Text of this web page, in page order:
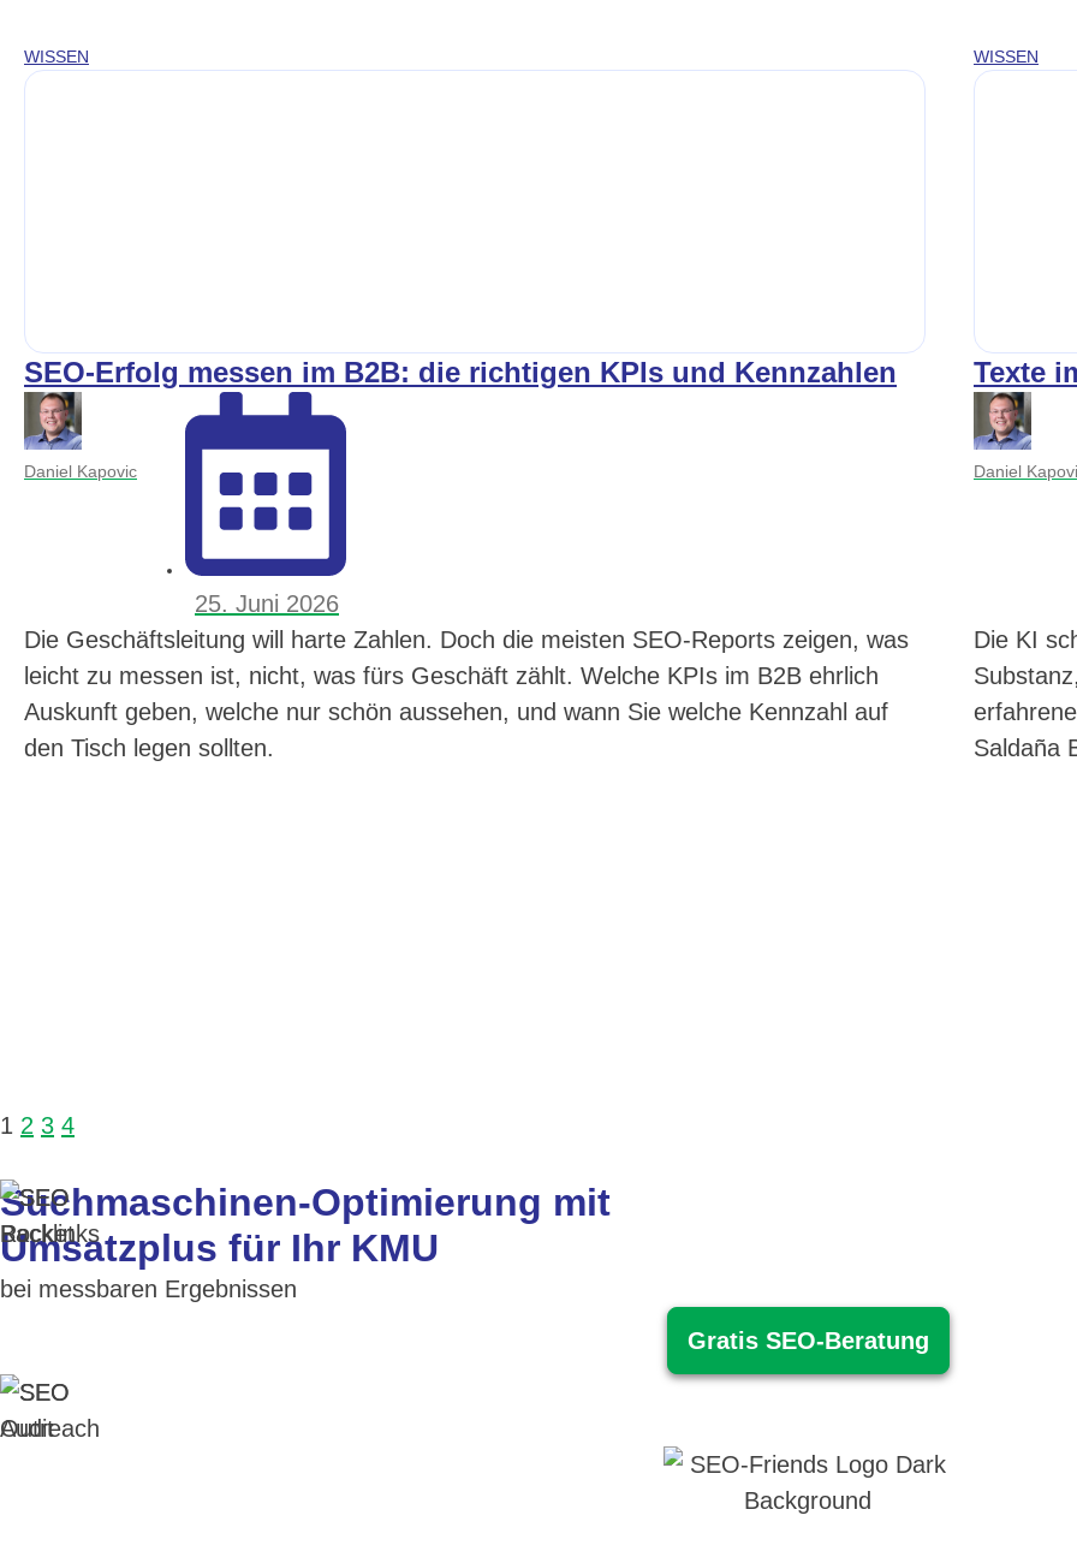
WISSEN
SEO-Erfolg messen im B2B: die richtigen KPIs und Kennzahlen
Daniel Kapovic
25. Juni 2026
Die Geschäftsleitung will harte Zahlen. Doch die meisten SEO-Reports zeigen, was
leicht zu messen ist, nicht, was fürs Geschäft zählt. Welche KPIs im B2B ehrlich
Auskunft geben, welche nur schön aussehen, und wann Sie welche Kennzahl auf
den Tisch legen sollten.
WISSEN
Texte
Daniel
Die KI
Saldaña
1 2 3 4
Suchmaschinen-Optimierung mit
Umsatzplus für Ihr KMU
bei messbaren Ergebnissen
Gratis SEO-Beratung